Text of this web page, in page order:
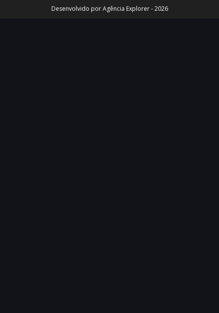
Desenvolvido por Agência Explorer - 2026